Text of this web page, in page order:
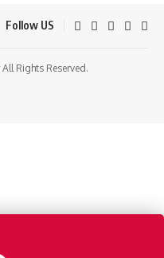
Follow US
Rights Reserved.